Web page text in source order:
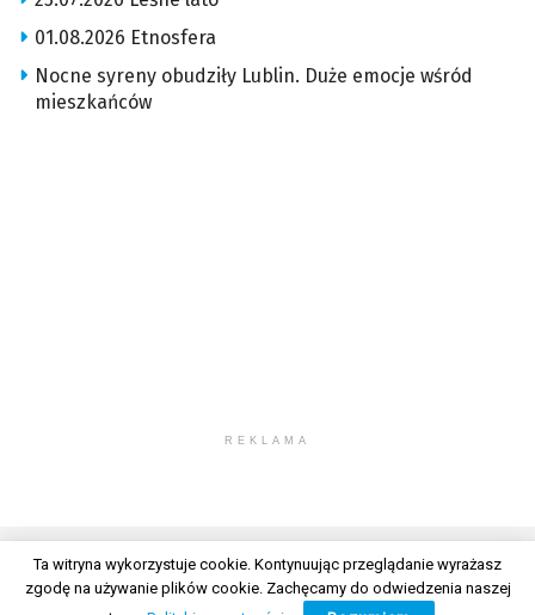
01.08.2026 Etnosfera
Nocne syreny obudziły Lublin. Duże emocje wśród
mieszkańców
REKLAMA
© 2026 Wszelkie prawa zastrzeżone. Radio Lublin S.A. w likwidacji
Ta witryna wykorzystuje cookie. Kontynuując przeglądanie wyrażasz
zgodę na używanie plików cookie. Zachęcamy do odwiedzenia naszej